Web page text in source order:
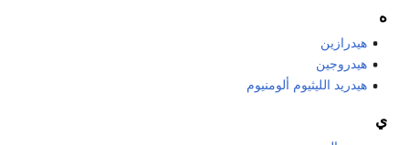
ه
هيدرازين
هيدروجين
هيدريد الليثيوم ألومنيوم
ي